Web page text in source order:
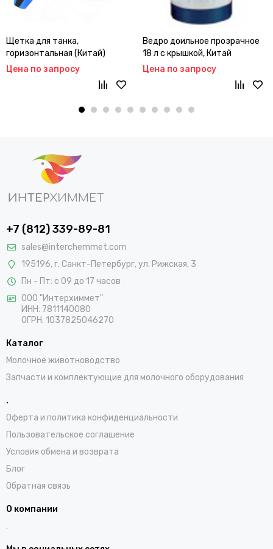
Щетка для танка,
горизонтальная (Китай)
Цена по запросу
Ведро доильное прозрачное
18 л с крышкой, Китай
Цена по запросу
+7 (812) 339-89-81
sales@interchemmet.com
195196, г. Санкт-Петербург, ул. Рижская, 3
Пн - Пт: с 09 до 17 часов
ООО "Интерхиммет"
ИНН: 7811140080
ОГРН: 1037825046270
Каталог
Молочное животноводство
Запчасти и комплектующие для молочного оборудования
.
Оферта и политика конфиденциальности
Пользовательское соглашение
Условия обмена и возврата
Блог
Обратная связь
О компании
.